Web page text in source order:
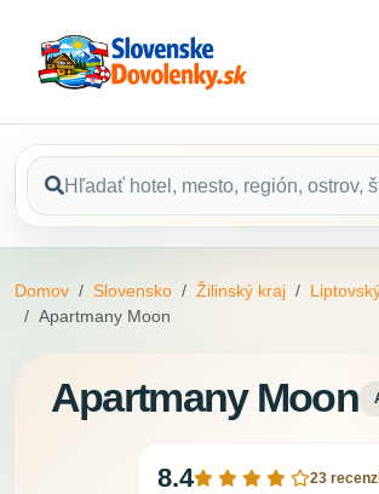
Domov Slovensko Žilinský kraj
Apartmany Moon
Apartmany Moon
8.4 23